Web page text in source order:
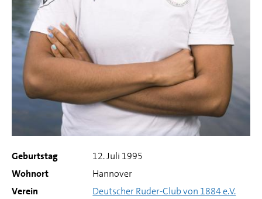
Geburtstag
12. Juli 1995
Wohnort
Hannover
Verein
Deutscher Ruder-Club von 1884 e.V.